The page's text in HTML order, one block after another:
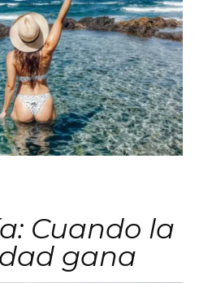
Cuando la
gana